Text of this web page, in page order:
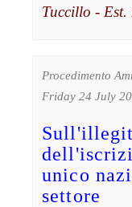
Tuccillo - Est.
Procedimento
Friday 24 July
unico
settore